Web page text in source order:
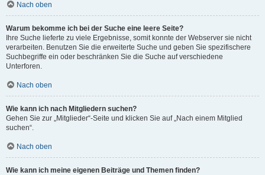
Nach oben
Warum bekomme ich bei der Suche eine leere Seite?
Ihre Suche lieferte zu viele Ergebnisse, somit konnte der Webserver sie nicht
verarbeiten. Benutzen Sie die erweiterte Suche und geben Sie spezifischere
Suchbegriffe ein oder beschränken Sie die Suche auf verschiedene
Unterforen.
Nach oben
Wie kann ich nach Mitgliedern suchen?
Gehen Sie zur „Mitglieder“-Seite und klicken Sie auf „Nach einem Mitglied
suchen“.
Nach oben
Wie kann ich meine eigenen Beiträge und Themen finden?